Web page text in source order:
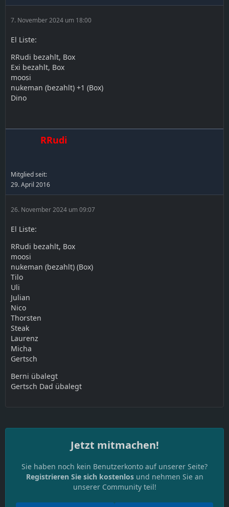
7. November 2024 um 18:00
El Liste:
RRudi bezahlt, Box
Exi bezahlt, Box
moosi
nukeman (bezahlt) +1 (Box)
Dino
RRudi
Mitglied seit:
29. April 2016
26. November 2024 um 09:07
El Liste:
RRudi bezahlt, Box
moosi
nukeman (bezahlt) (Box)
Tilo
Uli
Julian
Nico
Thorsten
Steak
Laurenz
Micha
Gertsch
Berni übalegt
Gertsch Dad übalegt
Jetzt mitmachen!
Sie haben noch kein Benutzerkonto auf unserer Seite?
Registrieren Sie sich kostenlosund nehmen Sie an
unserer Community teil!